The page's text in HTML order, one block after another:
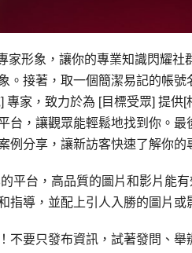
家形象，讓你的專業知識閃耀
。接著，取一個簡潔易記的帳
專家，致力於為 [目標受眾] 提
台，讓觀眾能輕鬆地找到你。
例分享，讓新訪客快速了解你的
平台，高品質的圖片和影片能
指導，並配上引人入勝的圖片或
不要只發布資訊，試著發問、